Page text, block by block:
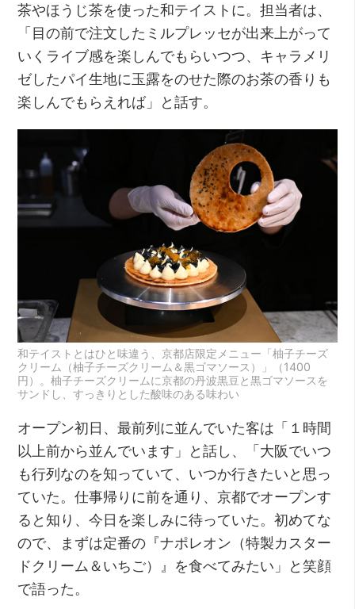
茶やほうじ茶を使った和テイストに。担当者は、
「目の前で注文したミルプレッセが出来上がって
いくライブ感を楽しんでもらいつつ、キャラメリ
ゼしたパイ生地に玉露をのせた際のお茶の香りも
楽しんでもらえれば」と話す。
和テイストとはひと味違う、京都店限定メニュー「柚子チーズ
クリーム（柚子チーズクリーム＆黒ゴマソース）」（1400
円）。柚子チーズクリームに京都の丹波黒豆と黒ゴマソースを
サンドし、すっきりとした酸味のある味わい
オープン初日、最前列に並んでいた客は「１時間
以上前から並んでいます」と話し、「大阪でいつ
も行列なのを知っていて、いつか行きたいと思っ
ていた。仕事帰りに前を通り、京都でオープンす
ると知り、今日を楽しみに待っていた。初めてな
ので、まずは定番の『ナポレオン（特製カスター
ドクリーム＆いちご）』を食べてみたい」と笑顔
で語った。